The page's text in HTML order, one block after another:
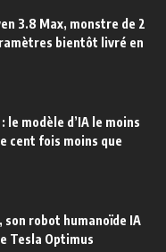
3.8 Max, monstre de 2
bientôt livré en
le modèle d’IA le moins
cent fois moins que
son robot humanoïde IA
Tesla Optimus